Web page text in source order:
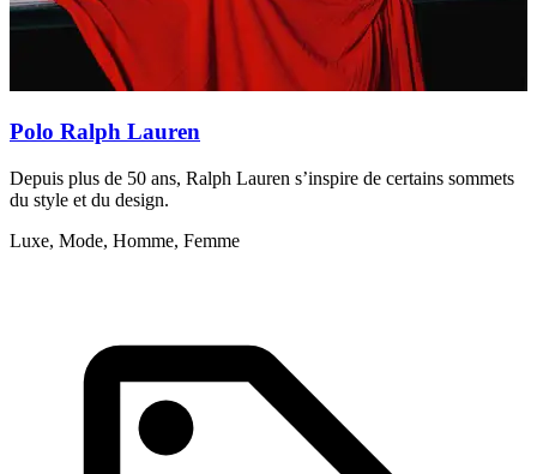
Polo Ralph Lauren
Depuis plus de 50 ans, Ralph Lauren s’inspire de certains sommets
du style et du design.
Luxe, Mode, Homme, Femme